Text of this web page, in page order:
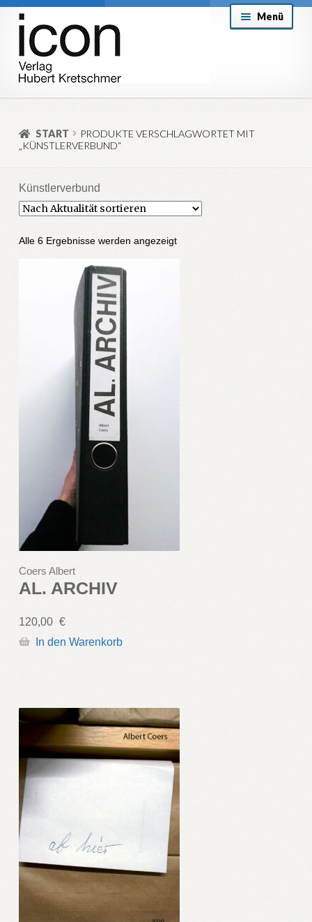
Zur
Navigation
springen
Zum
Inhalt
springen
Menü
About
Versand & Lieferung
Aktuell
START
PRODUKTE VERSCHLAGWORTET MIT
„KÜNSTLERVERBUND“
Künstlerverbund
Alle 6 Ergebnisse werden angezeigtNach
Coers Albert
AL. ARCHIV
120,00 €
In den Warenkorb